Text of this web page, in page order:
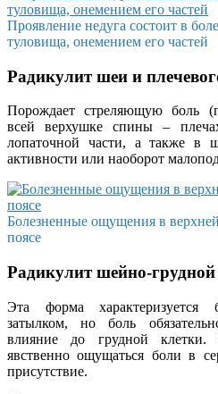
Проявление недуга состоит в
туловища, онемением его частей
Радикулит шеи и
Порождает стреляющую боль
всей верхушке спины –
лопаточной части, а также в
активности или наоборот
Болезненные ощущения в
поясе
Радикулит шейно-грудной
Эта форма характеризуется
затылком, но боль
влияние до грудной
явственно ощущаться боли в
присутствие.